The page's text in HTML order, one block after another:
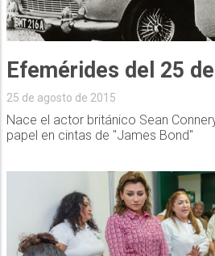
Efemérides del 25
25 de agosto de 2015
Nace el actor británico Sean
papel en cintas de "James Bond"